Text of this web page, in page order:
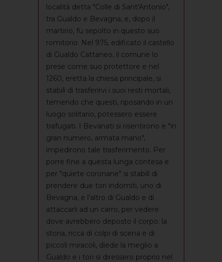
località detta "Colle di Sant'Antonio",
tra Gualdo e Bevagna, e, dopo il
martirio, fu sepolto in questo suo
romitorio. Nel 975, edificato il castello
di Gualdo Cattaneo, il comune lo
prese come suo protettore e nel
1260, eretta la chiesa principale, si
stabilì di trasferirvi i suoi resti mortali,
temendo che questi, riposando in un
luogo solitario, potessero essere
trafugati. I Bevanati si risentirono e "in
gran numero, armata mano",
impedirono tale trasferimento. Per
porre fine a questa lunga contesa e
per "quiete coronane" si stabilì di
prendere due tori indomiti, uno di
Bevagna, e l'altro di Gualdo e di
attaccarli ad un carro, per vedere
dove avrebbero deposto il corpo: la
storia, ricca di colpi di scena e di
piccoli miracoli, diede la meglio a
Gualdo e i tori si diressero proprio nel